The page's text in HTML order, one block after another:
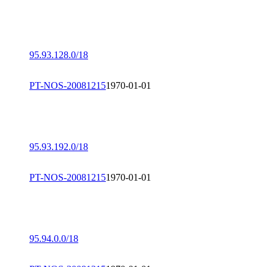
95.93.128.0/18
PT-NOS-200812151970-01-01
95.93.192.0/18
PT-NOS-200812151970-01-01
95.94.0.0/18